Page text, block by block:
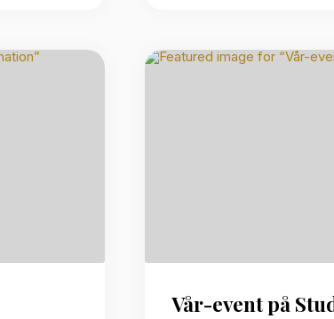
Vår-event på